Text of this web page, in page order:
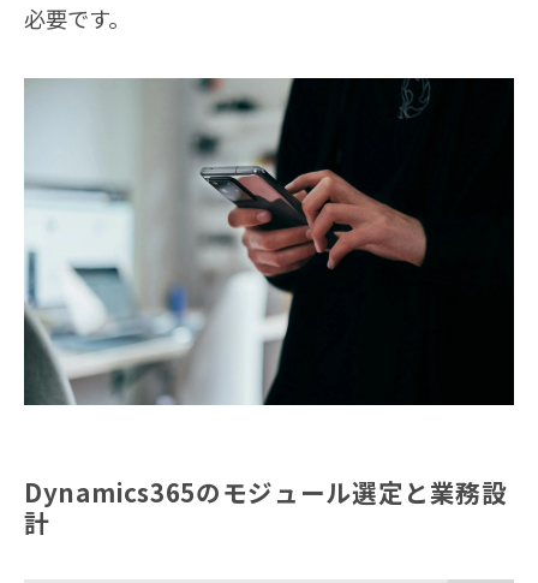
必要です。
Dynamics365のモジュール選定と業務設
計